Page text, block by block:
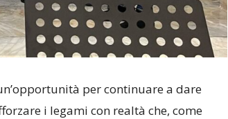
per continuare a dare
i legami con realtà che, come